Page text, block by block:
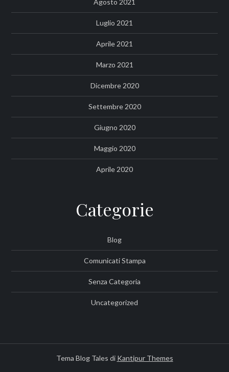
Agosto 2021
Luglio 2021
Aprile 2021
Marzo 2021
Dicembre 2020
Settembre 2020
Giugno 2020
Maggio 2020
Aprile 2020
Categorie
Blog
Comunicati Stampa
Senza Categoria
Uncategorized
Tema Blog Tales di Kantipur Themes